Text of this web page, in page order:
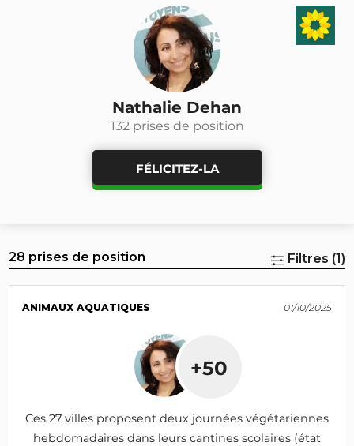
Nathalie Dehan
132 prises de position
FÉLICITEZ-LA
28 prises de position Filtres (1)
ANIMAUX AQUATIQUES 01/10/2025
+50
Ces 27 villes proposent deux journées végétariennes
hebdomadaires dans leurs cantines scolaires (état